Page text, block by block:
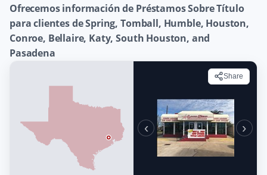
Ofrecemos información de Préstamos Sobre Título
para clientes de Spring, Tomball, Humble, Houston,
Conroe, Bellaire, Katy, South Houston, and
Pasadena
Share
‹ ›